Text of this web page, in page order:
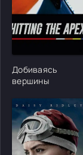
Добиваясь
вершины